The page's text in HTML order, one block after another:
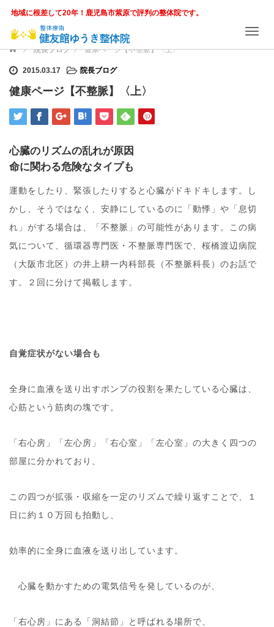
地域に根差して20年！鹿児島市紫原で評判の整体院です。
T
i
o
n
ホーム 院長ブログ 健康ページ【不整脈】〈上〉
2015.03.17 院長ブログ
健康ページ【不整脈】〈上〉
心臓のリズムの乱れが原因
命に関わる危険なタイプも
運動をしたり、緊張したりすると心臓がドキドキします。し
かし、そうではなく、安静にしているのに「動悸」や「息切
れ」がする場合は、「不整脈」の可能性があります。この病
気について、循環器専門医・不整脈専門医で、桜橋渡辺病院
（大阪市北区）の井上耕一内科部長（不整脈科長）のお話で
す。２回に分けて掲載します。
自覚症状がない場合も
全身に血液を送り出すポンプの役割を果たしている心臓は、
心筋という筋肉の塊です。
「右心房」「左心房」「右心室」「左心室」の大きく四つの
部屋に分かれており、
この四つが拡張・収縮を一定のリズムで繰り返すことで、１
日に約１０万回も拍動し、
効率的に全身に血液を送り出しています。
心臓を動かすための電気信号を発しているのが、
「右心房」にある「洞結節」と呼ばれる場所で、